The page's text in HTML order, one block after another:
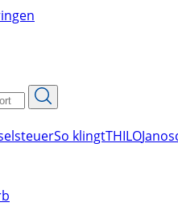
steuerSo klingtTHILO